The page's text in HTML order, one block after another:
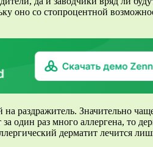
оно со стопроцентной
раздражитель. Значительно
один раз много аллергена, то
дерматит лечится